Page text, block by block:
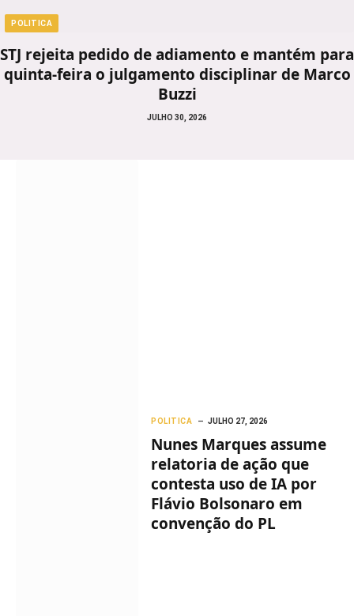
POLITICA
STJ rejeita pedido de adiamento e mantém para
quinta-feira o julgamento disciplinar de Marco
Buzzi
JULHO 30, 2026
POLITICA JULHO 27, 2026
Nunes Marques assume
relatoria de ação que
contesta uso de IA por
Flávio Bolsonaro em
convenção do PL